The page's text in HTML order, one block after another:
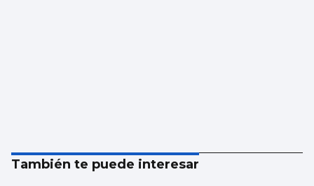
También te puede interesar